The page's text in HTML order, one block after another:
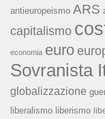
antieuropeismo ARS
capitalismo
economia euro
Sovranista
globalizzazione
liberalismo liberismo